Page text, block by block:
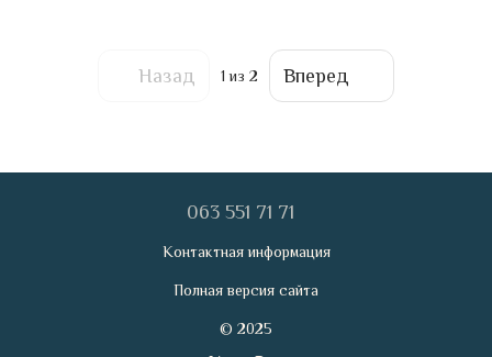
Назад 1 из 2 Вперед
063 551 71 71
Контактная информация
Полная версия сайта
© 2025